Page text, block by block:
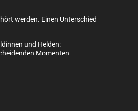
werden. Einen Unterschied
und Helden:
Momenten